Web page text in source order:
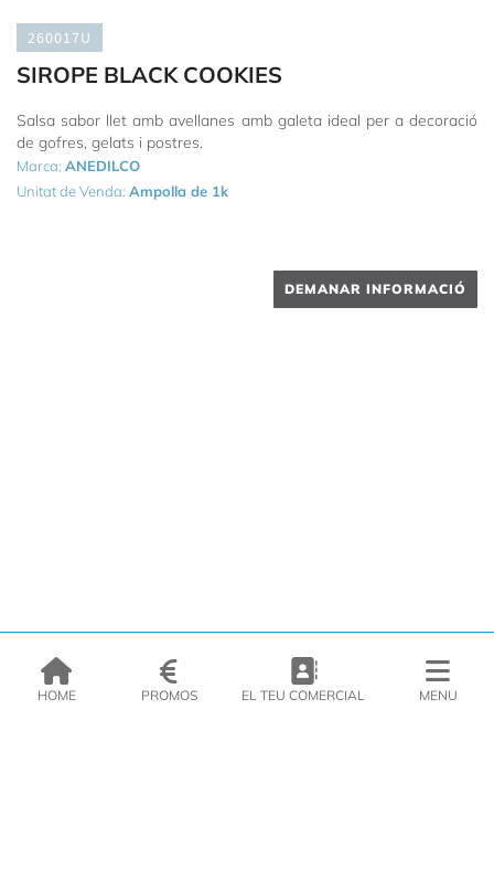
260017U
SIROPE BLACK COOKIES
Salsa sabor llet amb avellanes amb galeta ideal per a decoració
de gofres, gelats i postres.
Marca: ANEDILCO
Unitat de Venda: Ampolla de 1k
DEMANAR INFORMACIÓ
HOME PROMOS EL TEU COMERCIAL MENU